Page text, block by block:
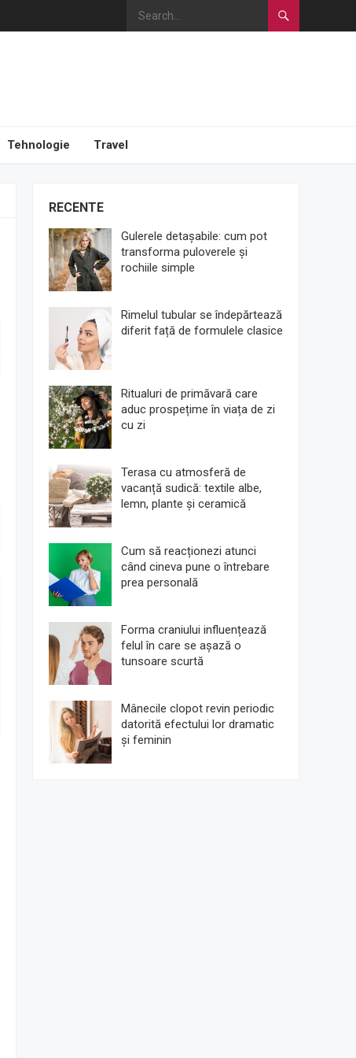
Tehnologie Travel
RECENTE
Gulerele detașabile: cum pot
transforma puloverele și
rochiile simple
Rimelul tubular se îndepărtează
diferit față de formulele clasice
Ritualuri de primăvară care
aduc prospețime în viața de zi
cu zi
Terasa cu atmosferă de
vacanță sudică: textile albe,
lemn, plante și ceramică
Cum să reacționezi atunci
când cineva pune o întrebare
prea personală
Forma craniului influențează
felul în care se așază o
tunsoare scurtă
Mânecile clopot revin periodic
datorită efectului lor dramatic
și feminin